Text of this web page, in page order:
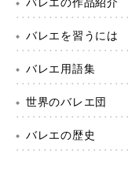
バレエを習うには
バレエ用語集
世界のバレエ団
バレエの歴史